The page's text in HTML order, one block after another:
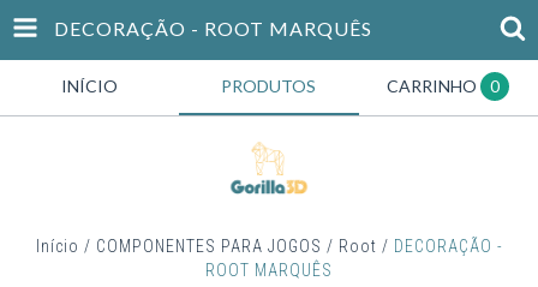
DECORAÇÃO - ROOT MARQUÊS
INÍCIO PRODUTOS CARRINHO 0
Início / COMPONENTES PARA JOGOS / Root / DECORAÇÃO -
ROOT MARQUÊS